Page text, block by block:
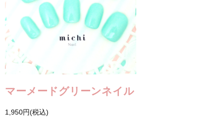
マーメードグリーンネイル
1,950円(税込)